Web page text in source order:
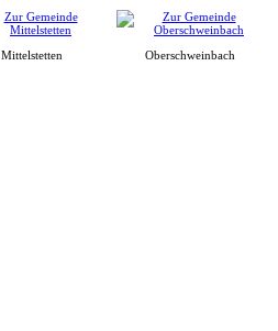
Mittelstetten Oberschweinbach